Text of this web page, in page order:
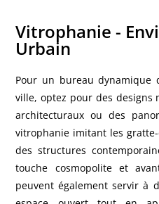
Vitrophanie -
Urbain
Pour un bureau dynamique
ville, optez pour des designs
architecturaux ou des
vitrophanie imitant les
des structures
touche cosmopolite et
peuvent également servir à